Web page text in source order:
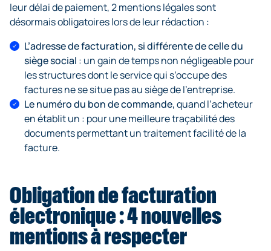
leur délai de paiement, 2 mentions légales sont
désormais obligatoires lors de leur rédaction :
L’adresse de facturation, si différente de celle du
siège social : un gain de temps non négligeable pour
les structures dont le service qui s’occupe des
factures ne se situe pas au siège de l’entreprise.
Le numéro du bon de commande,quand l’acheteur
en établit un : pour une meilleure traçabilité des
documents permettant un traitement facilité de la
facture.
Obligation de facturation
électronique : 4 nouvelles
mentions à respecter